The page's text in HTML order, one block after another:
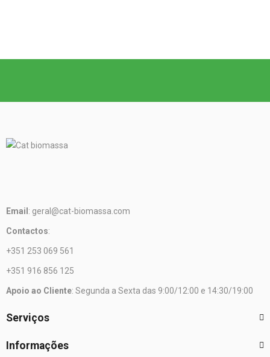
Email : geral@cat-biomassa.com
Contactos:
+351 253 069 561
+351 916 856 125
Apoio ao Cliente: Segunda a Sexta das 9:00/12:00 e 14:30/19:00
Serviços
Informações